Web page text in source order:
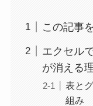
この記事
エクセル
が消える
表と
組み